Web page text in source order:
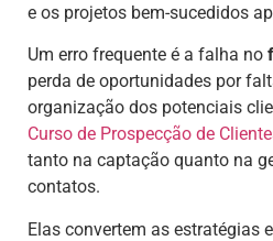
e os projetos bem-sucedidos
Um erro frequente é a falha no
perda de oportunidades por
organização dos potenciais
Curso de Prospecção de
tanto na captação quanto na
contatos.
Elas convertem as estratégias